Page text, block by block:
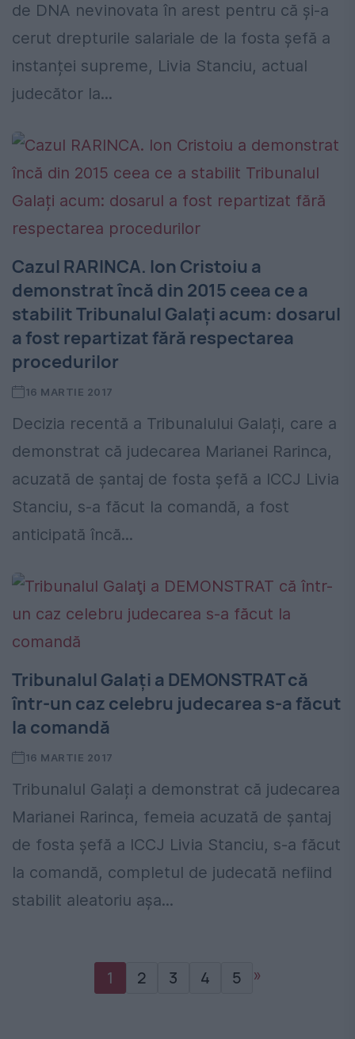
de DNA nevinovata în arest pentru că și-a
cerut drepturile salariale de la fosta șefă a
instanței supreme, Livia Stanciu, actual
judecător la...
Cazul RARINCA. Ion Cristoiu a
demonstrat încă din 2015 ceea ce a
stabilit Tribunalul Galați acum: dosarul
a fost repartizat fără respectarea
procedurilor
16 MARTIE 2017
Decizia recentă a Tribunalului Galați, care a
demonstrat că judecarea Marianei Rarinca,
acuzată de şantaj de fosta şefă a ICCJ Livia
Stanciu, s-a făcut la comandă, a fost
anticipată încă...
Tribunalul Galaţi a DEMONSTRAT că
într-un caz celebru judecarea s-a făcut
la comandă
16 MARTIE 2017
Tribunalul Galați a demonstrat că judecarea
Marianei Rarinca, femeia acuzată de şantaj
de fosta şefă a ICCJ Livia Stanciu, s-a făcut
la comandă, completul de judecată nefiind
stabilit aleatoriu așa...
1 2 3 4 5 »